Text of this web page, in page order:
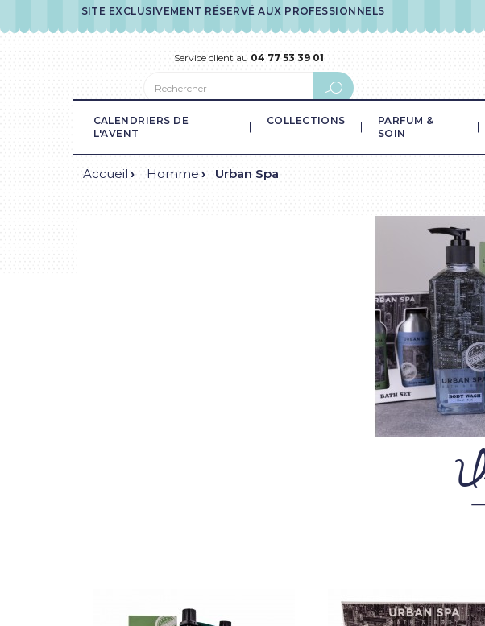
SITE EXCLUSIVEMENT RÉSERVÉ AUX PROFESSIONNELS
Service client au 04 77 53 39 01
CALENDRIERS DE
L'AVENT
COLLECTIONS
PARFUM &
SOIN
Accueil Homme Urban Spa